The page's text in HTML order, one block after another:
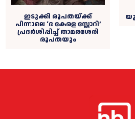
ഇടുക്കി രൂപതയ്ക്ക്
പിന്നാലെ ‘ദ കേരള സ്റ്റോറി’
പ്രദര്‍ശിപ്പിച്ച് താമരശേരി
രൂപതയും